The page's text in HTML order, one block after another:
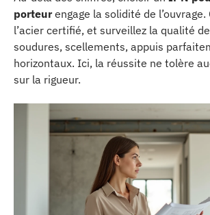
porteurengage la solidité de l’ouvrage.
l’acier certifié, et surveillez la qualité
soudures, scellements, appuis
horizontaux. Ici, la réussite ne tolère
sur la rigueur.